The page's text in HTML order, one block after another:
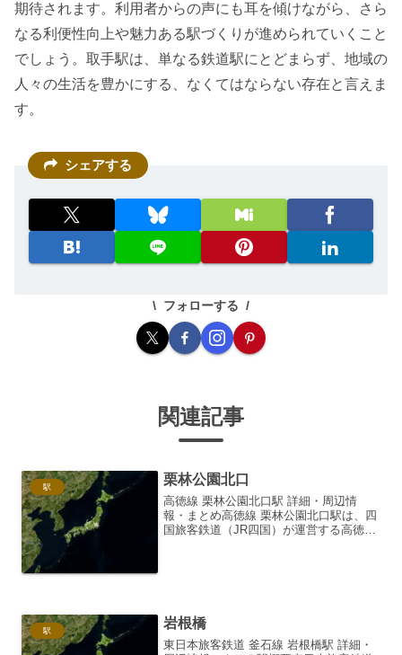
期待されます。利用者からの声にも耳を傾けながら、さら
なる利便性向上や魅力ある駅づくりが進められていくこと
でしょう。取手駅は、単なる鉄道駅にとどまらず、地域の
人々の生活を豊かにする、なくてはならない存在と言えま
す。
シェアする
フォローする
関連記事
駅 栗林公園北口
高徳線 栗林公園北口駅 詳細・周辺情
報・まとめ高徳線 栗林公園北口駅は、四
国旅客鉄道（JR四国）が運営する高徳線
駅 岩根橋
東日本旅客鉄道 釜石線 岩根橋駅 詳細・